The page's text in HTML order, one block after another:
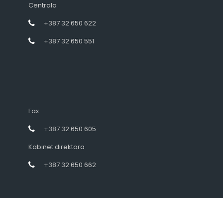
Centrala
+387 32 650 622
+387 32 650 551
Fax
+387 32 650 605
Kabinet direktora
+387 32 650 662